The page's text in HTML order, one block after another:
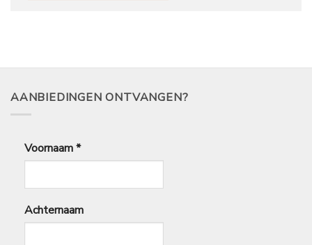
AANBIEDINGEN ONTVANGEN?
Voornaam*
Achternaam